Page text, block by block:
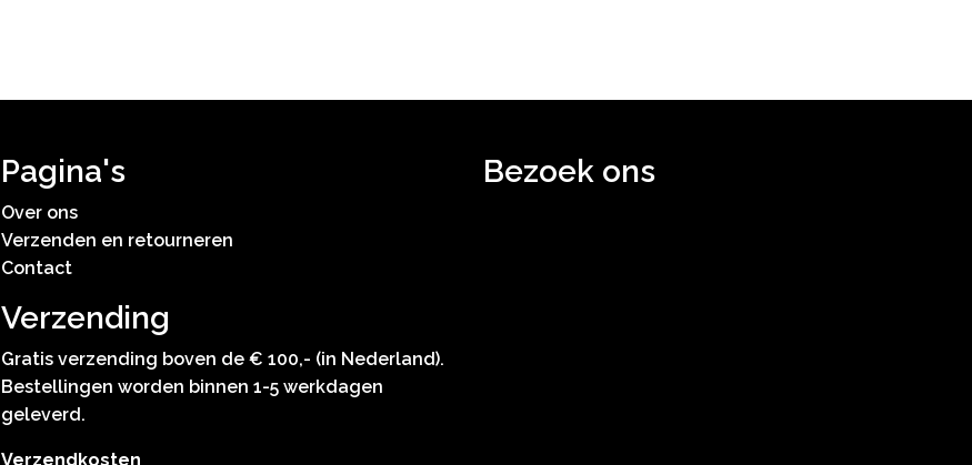
Pagina's
Over ons
Verzenden en retourneren
Contact
Verzending
Gratis verzending boven de € 100,- (in Nederland).
Bestellingen worden binnen 1-5 werkdagen
geleverd.
Verzendkosten
Bezoek ons